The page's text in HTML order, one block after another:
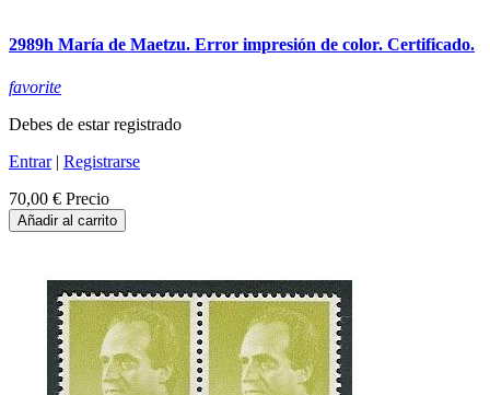
2989h María de Maetzu. Error impresión de color. Certificado.
favorite
Debes de estar registrado
Entrar| Registrarse
70,00 € Precio
Añadir al carrito